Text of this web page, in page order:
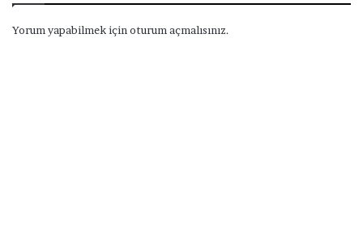
Yorum yapabilmek için oturum açmalısınız.